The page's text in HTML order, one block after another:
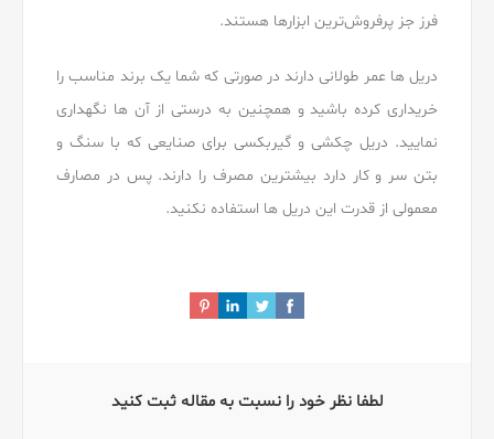
فرز جز پرفروش‌ترین ابزارها هستند.
دریل ها عمر طولانی دارند در صورتی که شما یک برند مناسب را
خریداری کرده باشید و همچنین به درستی از آن ها نگهداری
نمایید. دریل چکشی و گیربکسی برای صنایعی که با سنگ و
بتن سر و کار دارد بیشترین مصرف را دارند. پس در مصارف
معمولی از قدرت این دریل ها استفاده نکنید.
لطفا نظر خود را نسبت به مقاله ثبت کنید